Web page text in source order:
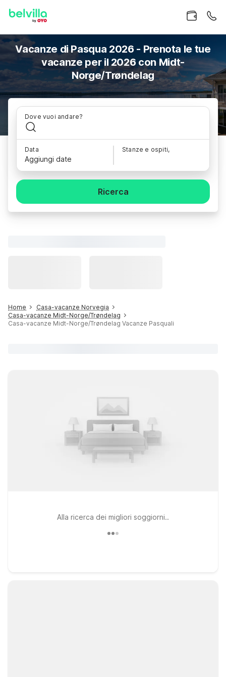
Vacanze di Pasqua 2026 - Prenota le tue
vacanze per il 2026 con Midt-
Norge/Trøndelag
Dove vuoi andare?
Data
Aggiungi date
Stanze e ospiti,
Ricerca
Home
Casa-vacanze Norvegia
Casa-vacanze Midt-Norge/Trøndelag
Casa-vacanze Midt-Norge/Trøndelag Vacanze Pasquali
Alla ricerca dei migliori soggiorni..